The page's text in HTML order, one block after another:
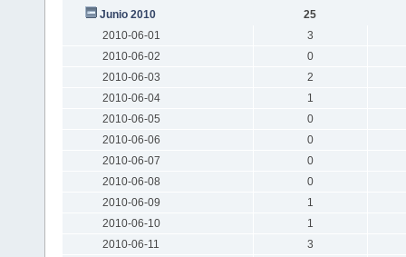
Junio 2010
25
2010-06-01
3
2010-06-02
0
2010-06-03
2
2010-06-04
1
2010-06-05
0
2010-06-06
0
2010-06-07
0
2010-06-08
0
2010-06-09
1
2010-06-10
1
2010-06-11
3